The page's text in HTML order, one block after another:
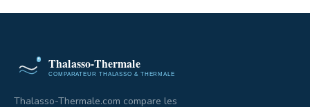
Thalasso-Thermale.com compare les